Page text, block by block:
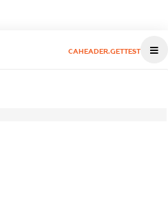
CAHEADER.GETTEST